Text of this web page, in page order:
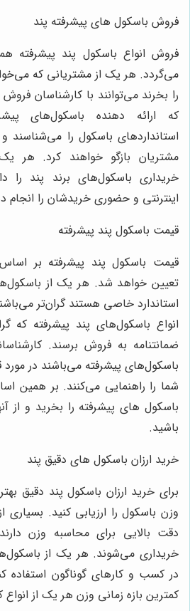
فروش باسکول های پیشرفته پند
فروش انواع باسکول پند پیشرفته
می‌گردد. هر یک از مشتریانی که
را بخرند می‌توانند با کارشناسان
که ارائه دهنده باسکول‌های
استانداردهای باسکول را می‌شناسند و
مشتریان بازگو خواهند کرد. هر
خریداری باسکول‌های برند پند را
اینترنتی و حضوری خریدشان را انجام
قیمت باسکول پند پیشرفته
قیمت باسکول پند پیشرفته بر
تعیین خواهد شد. هر یک از
استاندارد خاصی هستند گران‌تر
انواع باسکول‌های پند پیشرفته که
ضمانتنامه به فروش برسند.
باسکول‌های پیشرفته می‌باشند در مورد
شما را راهنمایی می‌کنند. بر همین
باسکول‌ های پیشرفته را بخرید و از
باشید.
خرید ارزان باسکول های دقیق پند
برای خرید ارزان باسکول پند دقیق
وزن باسکول را ارزیابی کنید. بسیاری
دقت بالایی برای محاسبه وزن
خریداری می‌شوند. هر یک از
در کسب و کارهای گوناگون استفاده
کمترین بازه زمانی وزن هر یک از انواع